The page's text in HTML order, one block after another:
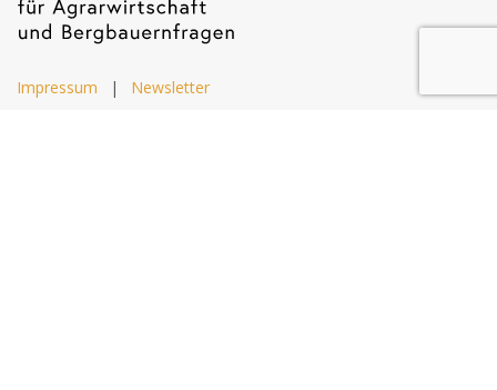
Impressum | Newsletter